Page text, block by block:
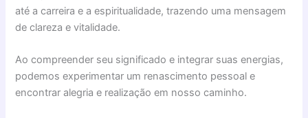
até a carreira e a espiritualidade, trazendo uma mensagem
de clareza e vitalidade.
Ao compreender seu significado e integrar suas energias,
podemos experimentar um renascimento pessoal e
encontrar alegria e realização em nosso caminho.